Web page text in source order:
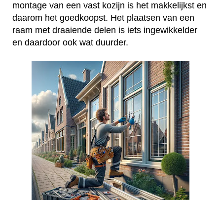
montage van een vast kozijn is het makkelijkst en
daarom het goedkoopst. Het plaatsen van een
raam met draaiende delen is iets ingewikkelder
en daardoor ook wat duurder.